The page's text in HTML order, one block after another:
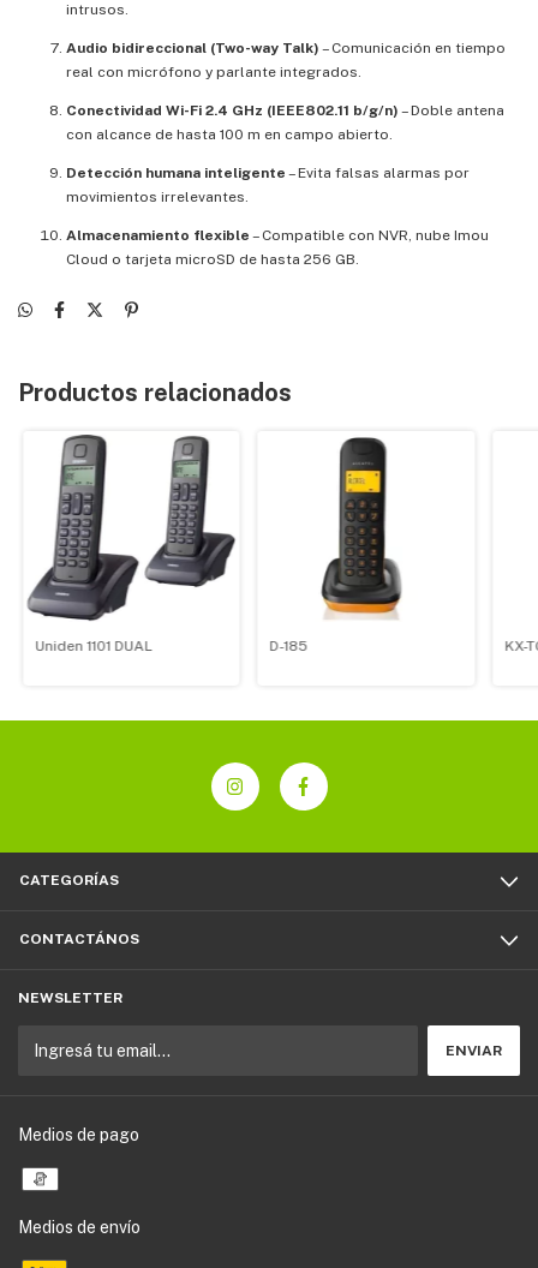
intrusos.
Audio bidireccional (Two-way Talk) – Comunicación en tiempo
real con micrófono y parlante integrados.
Conectividad Wi-Fi 2.4 GHz (IEEE802.11 b/g/n) – Doble antena
con alcance de hasta 100 m en campo abierto.
Detección humana inteligente – Evita falsas alarmas por
movimientos irrelevantes.
Almacenamiento flexible – Compatible con NVR, nube Imou
Cloud o tarjeta microSD de hasta 256 GB.
Productos relacionados
Uniden 1101 DUAL D-185 KX-
CATEGORÍAS
CONTACTÁNOS
NEWSLETTER
Medios de pago
Medios de envío